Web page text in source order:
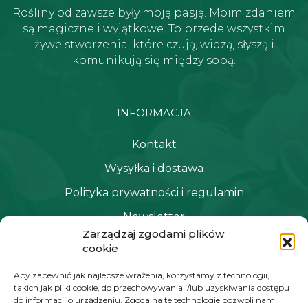
Zarządzaj zgodami plików
cookie
Aby zapewnić jak najlepsze wrażenia, korzystamy z technologii,
takich jak pliki cookie, do przechowywania i/lub uzyskiwania dostępu
do informacji o urządzeniu. Zgoda na te technologie pozwoli nam
Rośliny od zawsze były moją pasją. Moim zdaniem
są magiczne i wyjątkowe. To przede wszystkim
żywe stworzenia, które czują, widzą, słyszą i
komunikują się między sobą.
INFORMACJA
Kontakt
Wysyłka i dostawa
Polityka prywatności i regulamin
Newsletter
Moje konto